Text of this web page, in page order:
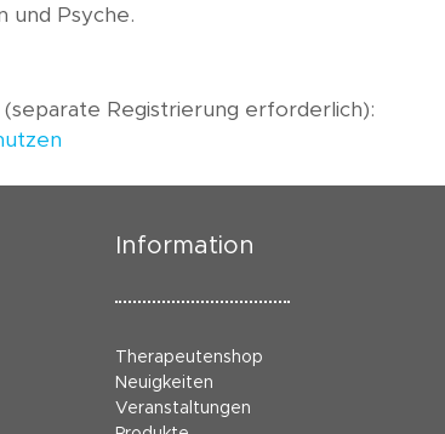
und Psyche.
Registrierung erforderlich):
Information
Therapeutenshop
Neuigkeiten
Veranstaltungen